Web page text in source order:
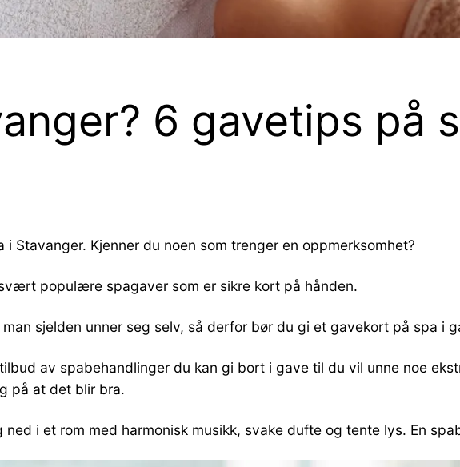
6 gavetips på
Stavanger. Kjenner du noen som trenger en oppmerksomhet?
populære spagaver som er sikre kort på hånden.
sjelden unner seg selv, så derfor bør du gi et gavekort på spa i
av spabehandlinger du kan gi bort i gave til du vil unne noe
på at det blir bra.
i et rom med harmonisk musikk, svake dufte og tente lys. En